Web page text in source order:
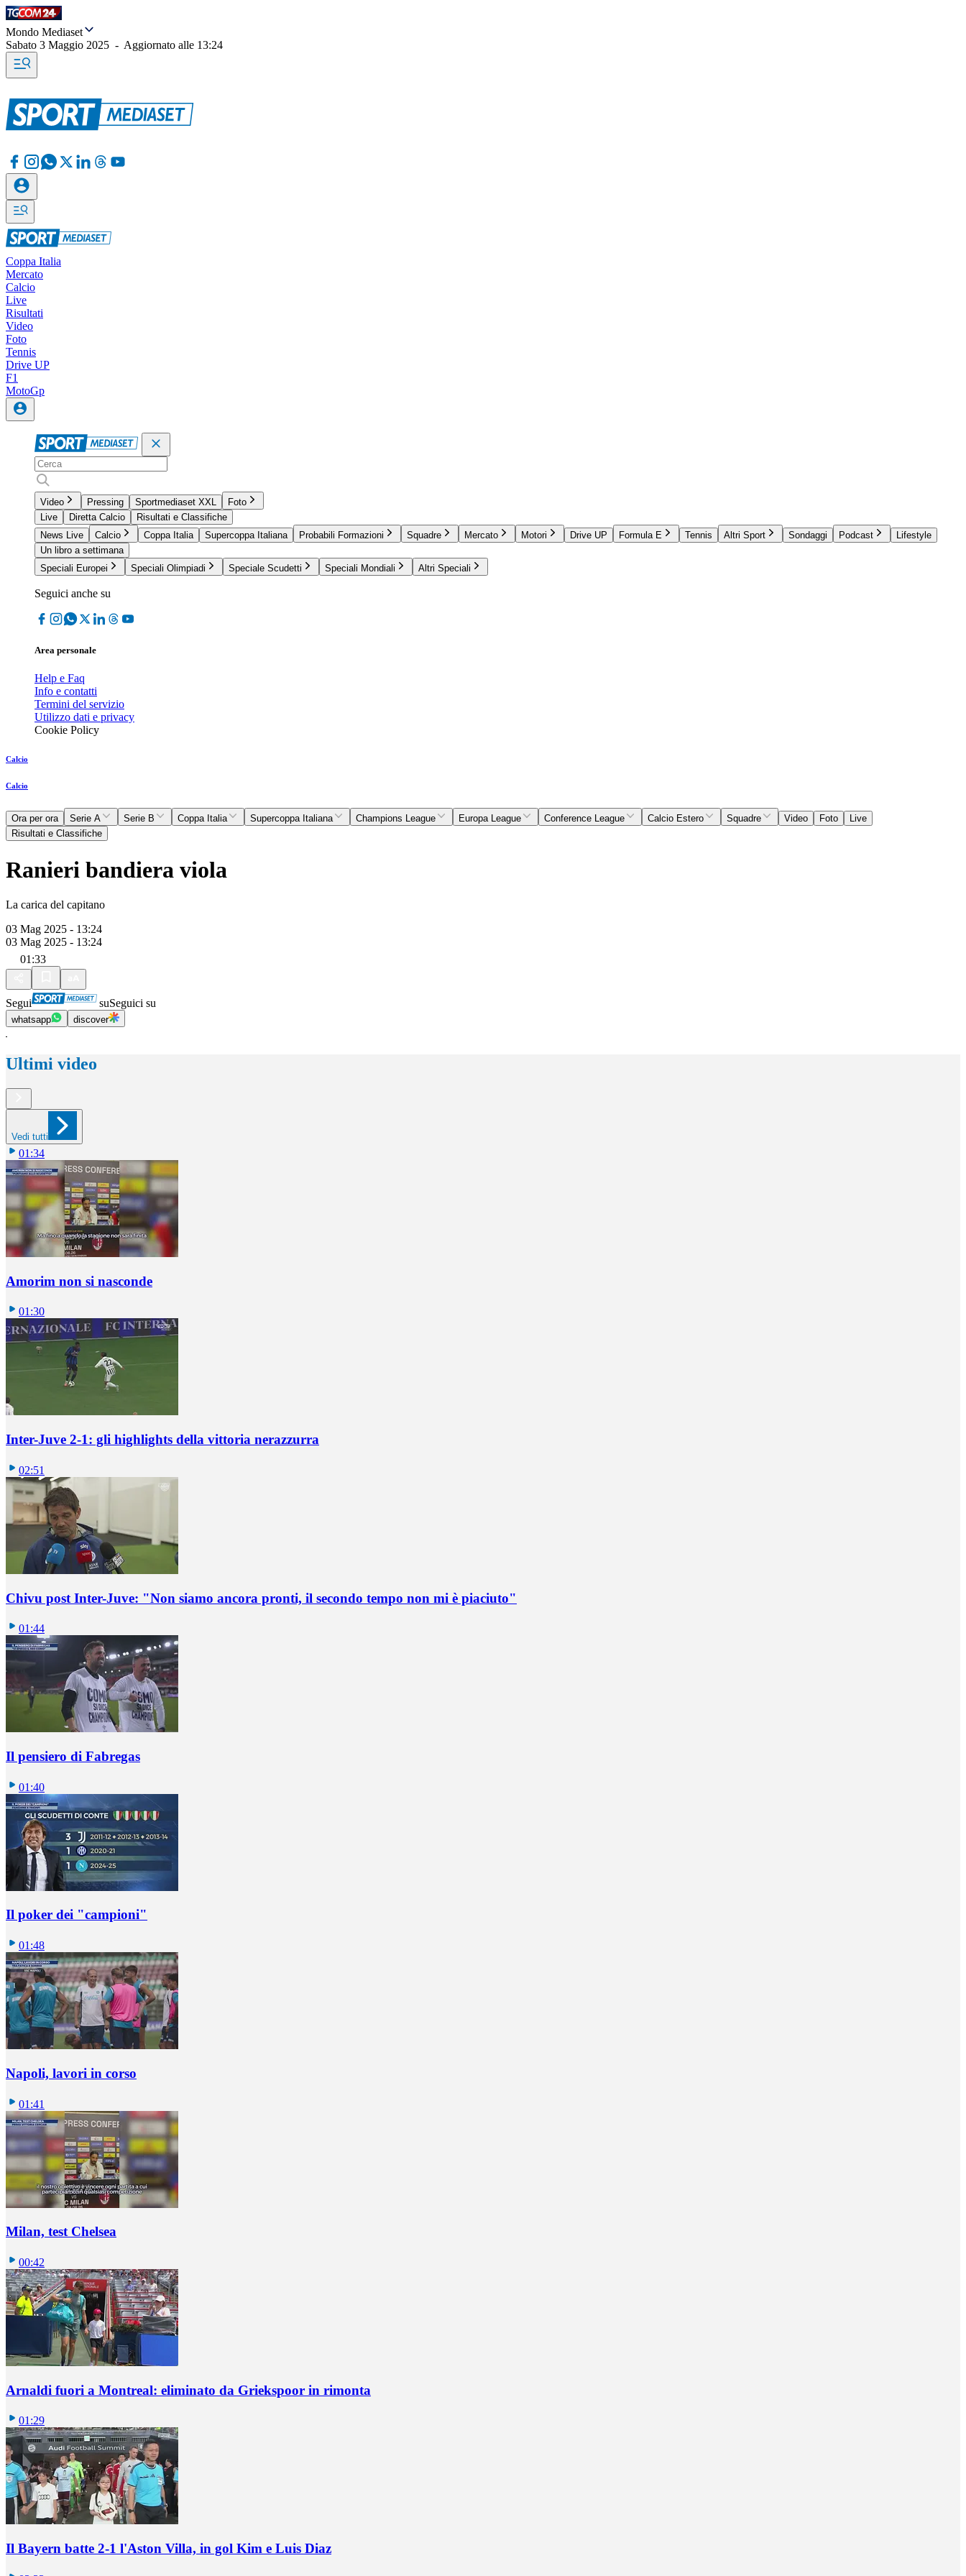
Mondo Mediaset
Sabato 3 Maggio 2025 - Aggiornato alle 13:24
Coppa Italia
Mercato
Calcio
Live
Risultati
Video
Foto
Tennis
Drive UP
F1
MotoGp
Video Pressing Sportmediaset XXL
Foto
Live
Diretta Calcio
Risultati e Classifiche
News Live
Calcio Coppa Italia Supercoppa Italiana Probabili Formazioni Squadre Mercato Motori Drive UP Formula E Tennis Altri Sport Sondaggi Podcast
Lifestyle
Un libro a settimana
Speciali Europei
Speciali Olimpiadi Speciale Scudetti Speciali Mondiali Altri Speciali
Seguici anche su
Area personale
Help e Faq
Info e contatti
Termini del servizio
Utilizzo dati e privacy
Cookie Policy
Calcio
Calcio
Ora per ora Serie A Serie B Coppa Italia Supercoppa Italiana Champions League Europa League Conference League Calcio Estero Squadre Video Foto
Live
Risultati e Classifiche
Ranieri bandiera viola
La carica del capitano
03 Mag 2025 - 13:24
03 Mag 2025 - 13:24
01:33
Segui suSeguici su
whatsapp discover
Ultimi video
Vedi tutti
01:34
Amorim non si nasconde
01:30
Inter-Juve 2-1: gli highlights della vittoria nerazzurra
02:51
Chivu post Inter-Juve: "Non siamo ancora pronti, il secondo tempo non mi è piaciuto"
01:44
Il pensiero di Fabregas
01:40
Il poker dei "campioni"
01:48
Napoli, lavori in corso
01:41
Milan, test Chelsea
00:42
Arnaldi fuori a Montreal: eliminato da Griekspoor in rimonta
01:29
Il Bayern batte 2-1 l'Aston Villa, in gol Kim e Luis Diaz